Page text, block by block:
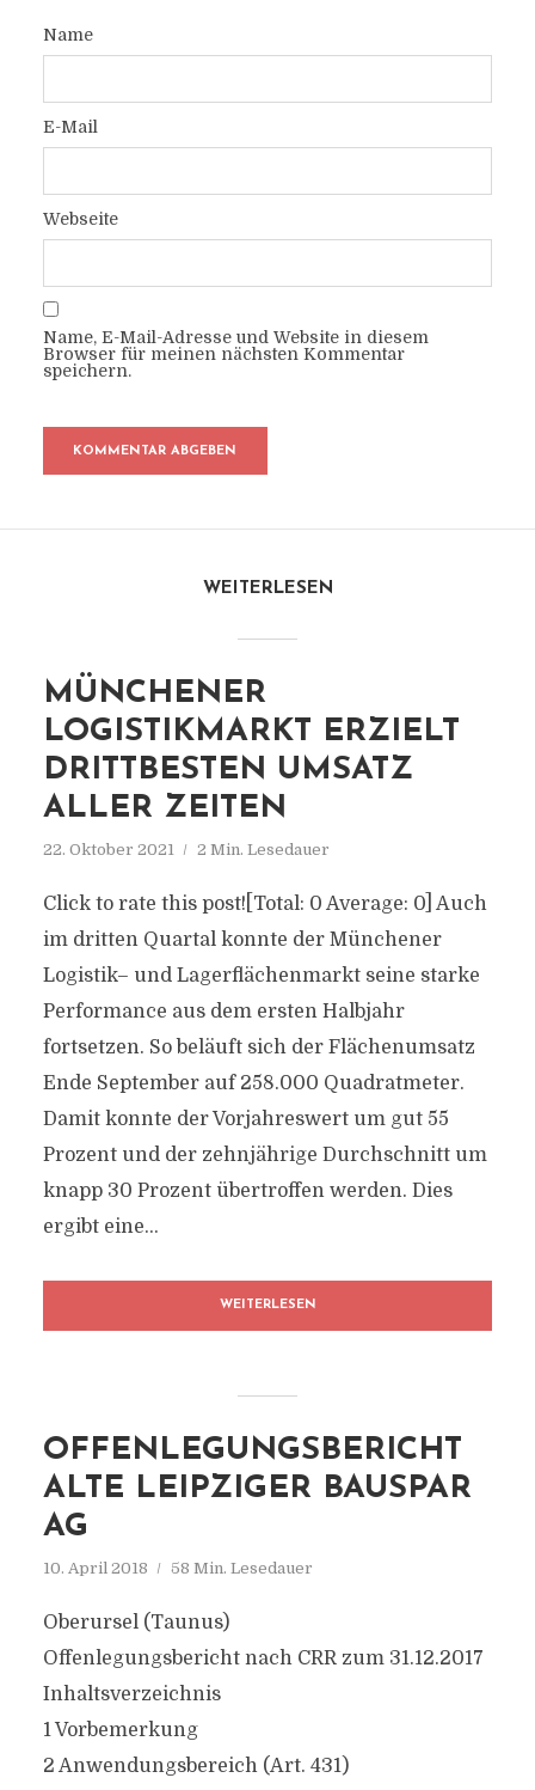
Name
E-Mail
Webseite
Name, E-Mail-Adresse und Website in diesem
Browser für meinen nächsten Kommentar
speichern.
WEITERLESEN
MÜNCHENER
LOGISTIKMARKT ERZIELT
DRITTBESTEN UMSATZ
ALLER ZEITEN
22. Oktober 2021 2 Min. Lesedauer
Click to rate this post![Total: 0 Average: 0] Auch
im dritten Quartal konnte der Münchener
Logistik– und Lagerflächenmarkt seine starke
Performance aus dem ersten Halbjahr
fortsetzen. So beläuft sich der Flächenumsatz
Ende September auf 258.000 Quadratmeter.
Damit konnte der Vorjahreswert um gut 55
Prozent und der zehnjährige Durchschnitt um
knapp 30 Prozent übertroffen werden. Dies
ergibt eine...
WEITERLESEN
OFFENLEGUNGSBERICHT
ALTE LEIPZIGER BAUSPAR
AG
10. April 2018 58 Min. Lesedauer
Oberursel (Taunus)
Offenlegungsbericht nach CRR zum 31.12.2017
Inhaltsverzeichnis
1 Vorbemerkung
2 Anwendungsbereich (Art. 431)